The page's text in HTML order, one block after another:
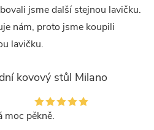
jsme další stejnou lavičku.
nám, proto jsme koupili
lavičku.
kovový stůl Milano
moc pěkně.